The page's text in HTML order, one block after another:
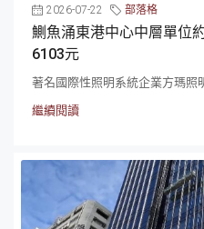
2026-07-22 部落格
鰂魚涌東港中心中層單位
6103元
著名國際性照明系統企業方瑪照
繼續閱讀